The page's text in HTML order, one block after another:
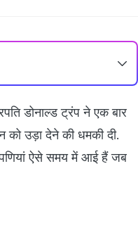
डोनाल्ड ट्रंप ने एक बार
को उड़ा देने की धमकी दी.
ऐसे समय में आई हैं जब